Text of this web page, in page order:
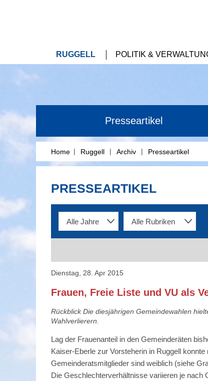
RUGGELL POLITIK &
Presseartikel
Home | Ruggell | Archiv | Presseartikel
PRESSEARTIKEL
Dienstag, 28. Apr 2015
Frauen, Freie Liste und VU als
Rückblick Die diesjährigen Gemeindewahlen
Wahlverlierern.
Lag der Frauenanteil in den Gemeinderäten
Kaiser-Eberle zur Vorsteherin in Ruggell
Gemeinderatsmitglieder sind weiblich (siehe
Die Geschlechterverhältnisse variieren je nach